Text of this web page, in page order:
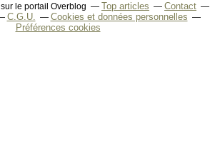
sur le portail Overblog Top articles
Contact
C.G.U.
Cookies et données personnelles
Préférences cookies